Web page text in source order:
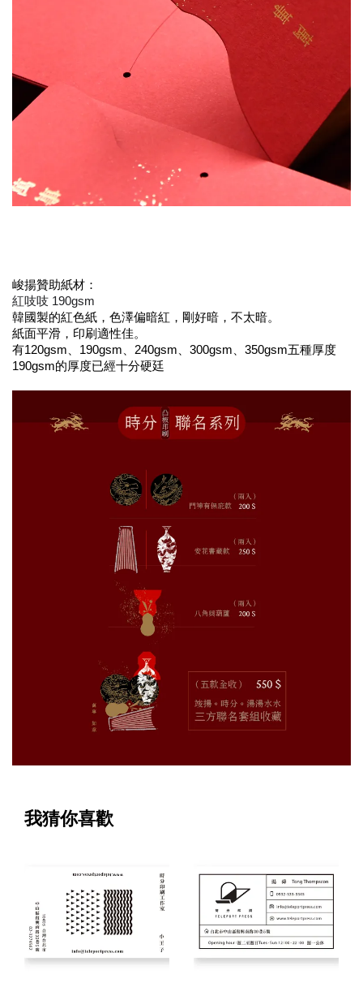
峻揚贊助紙材：
紅吱吱 190gsm
韓國製的紅色紙，色澤偏暗紅，剛好暗，不太暗。
紙面平滑，印刷適性佳。
有120gsm、190gsm、240gsm、300gsm、350gsm五種厚度
190gsm的厚度已經十分硬廷
我猜你喜歡